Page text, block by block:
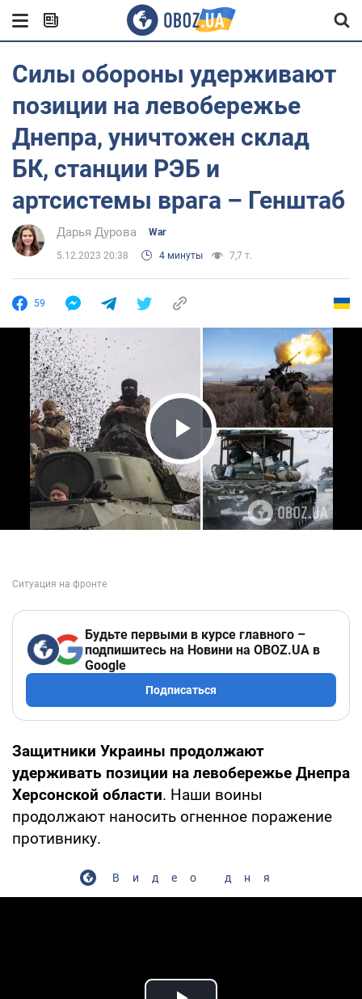
Силы обороны удерживают
позиции на левобережье
Днепра, уничтожен склад
БК, станции РЭБ и
артсистемы врага – Генштаб
Дарья Дурова War
5.12.2023 20:38 4 минуты 7,7 т.
59
Play Video
Будьте первыми в курсе главного –
подпишитесь на Новини на OBOZ.UA в
Google
Подписаться
Защитники Украины продолжают
удерживать позиции на левобережье Днепра
Херсонской области. Наши воины
продолжают наносить огненное поражение
противнику.
Видео дня